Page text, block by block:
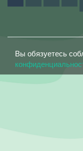
Вы обязуетесь